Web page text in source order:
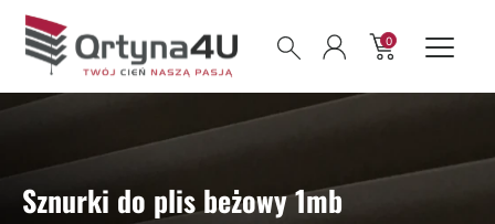
0
Sznurki do plis beżowy 1mb